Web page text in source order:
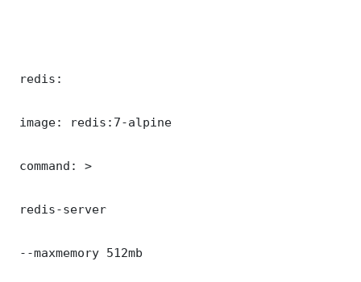
redis:
image: redis:7-alpine
command: >
redis-server
--maxmemory 512mb